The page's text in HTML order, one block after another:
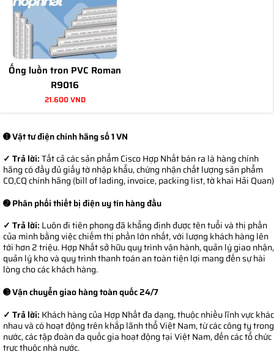
Ống luồn tron PVC Roman
R9016
21.600 VND
➊ Vật tư điện chính hãng số 1 VN
✓ Trả lời:Tất cả các sản phẩm Cisco Hợp Nhất bán ra là hàng chính
hãng có đầy đủ giấy tờ nhập khẩu, chứng nhận chất lượng sản phẩm
CO,CQ chính hãng (bill of lading, invoice, packing list, tờ khai Hải Quan)
➋ Phân phối thiết bị điện uy tín hàng đầu
✓ Trả lời: Luôn đi tiên phong đã khẳng định được tên tuổi và thị phần
của mình bằng việc chiếm thị phần lớn nhất, với lượng khách hàng lên
tới hơn 2 triệu. Hợp Nhất sở hữu quy trình vận hành, quản lý giao nhận,
quản lý kho và quy trình thanh toán an toàn tiện lợi mang đến sự hài
lòng cho các khách hàng.
➌ Vận chuyển giao hàng toàn quốc 24/7
✓ Trả lời: Khách hàng của Hợp Nhất đa dạng, thuộc nhiều lĩnh vực khác
nhau và có hoạt động trên khắp lãnh thổ Việt Nam, từ các công ty trong
nước, các tập đoàn đa quốc gia hoạt động tại Việt Nam, đến các tổ chức
trực thuộc nhà nước.